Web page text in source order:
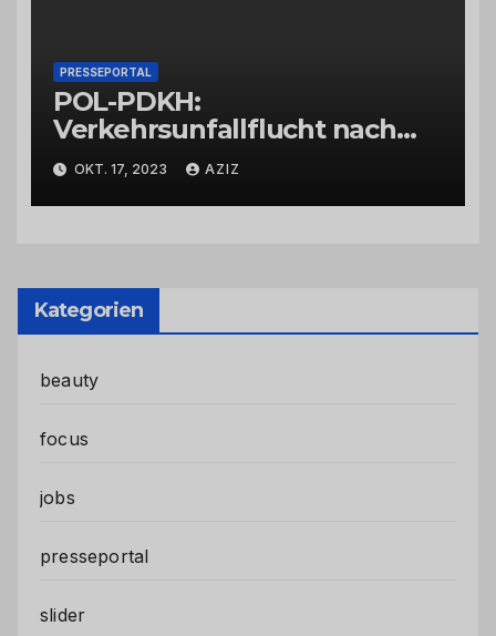
PRESSEPORTAL
POL-PDKH:
Verkehrsunfallflucht nach
Abbiegevorgang
OKT. 17, 2023 AZIZ
Kategorien
beauty
focus
jobs
presseportal
slider